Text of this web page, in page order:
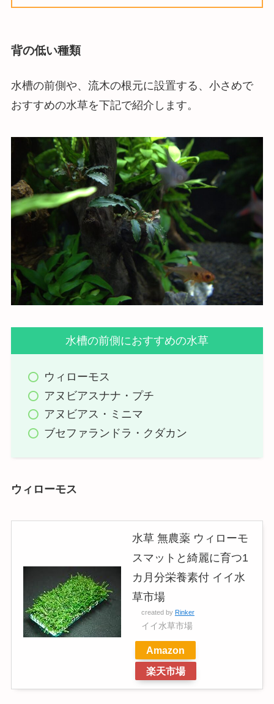
背の低い種類
水槽の前側や、流木の根元に設置する、小さめで
おすすめの水草を下記で紹介します。
水槽の前側におすすめの水草
ウィローモス
アヌビアスナナ・プチ
アヌビアス・ミニマ
ブセファランドラ・クダカン
ウィローモス
水草 無農薬 ウィローモ
スマットと綺麗に育つ1
カ月分栄養素付 イイ水
草市場
created by Rinker
イイ水草市場
Amazon
楽天市場